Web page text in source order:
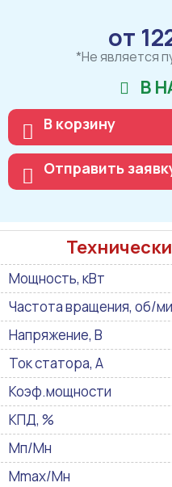
от
*Не является
В
В корзину
Отправить
Мощность, кВт
Частота вращения, об/
Напряжение, В
Ток статора, А
Коэф.мощности
КПД, %
Мп/Мн
Mmax/Mн